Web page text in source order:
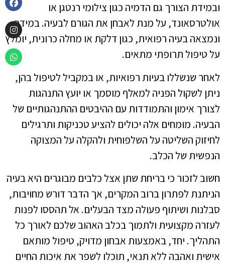
ובמידת הצורך גם הדמיה כגון צילומי רנטגן או
אולטרסאונד, על מנת לאבחן את הגורם לבעיה. במידה
ונמצאה בעיה רפואית, כגון דלקת או מחלה כרונית, יומלץ
על טיפול תרופתי מתאים.
לאחר שנשללו בעיות רפואיות, או במקביל לטיפול בהן,
ניתן לשקול הפניה למאלף מוסמך או יועץ התנהגות
לצורך אימון והתמודדות עם ההיבטים ההתנהגותיים של
הבעיה. מומחים אלה יכולים להציע טכניקות ותרגילים
לחיזוק השליטה על השלפוחית ולהקלה על המצוקה
הנפשית של הכלב.
חשוב לזכור כי בריחת שתן אצל כלבים מבוגרים היא בעיה
הניתנת לפתרון ברוב המקרים, אך הדבר דורש מחויבות,
סבלנות ושיתוף פעולה מצד הבעלים. אל תהססו לפנות
לעזרה מקצועית ולתמוך בכלב האהוב שלכם לאורך כל
התהליך. יחד, באמצעות אבחון מדויק, טיפול מותאם
אישית ואהבה ללא תנאי, תוכלו לשפר את איכות החיים